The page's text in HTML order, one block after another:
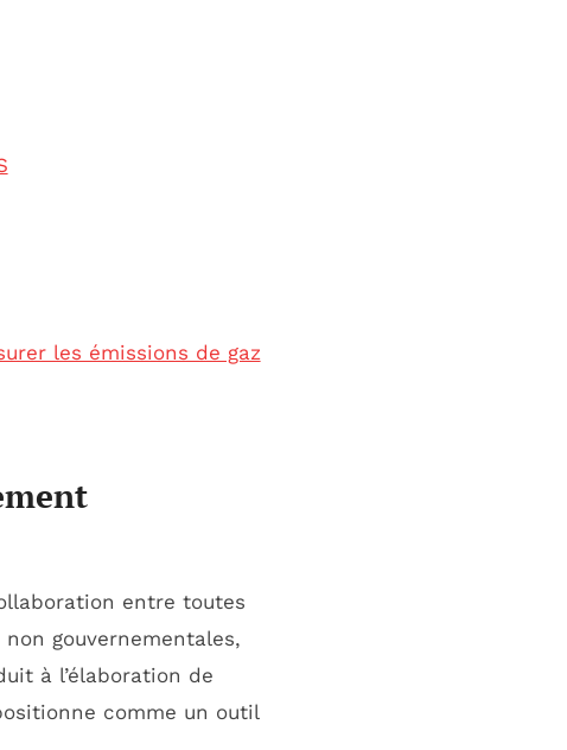
les émissions de gaz
entre toutes
gouvernementales,
à l’élaboration de
comme un outil